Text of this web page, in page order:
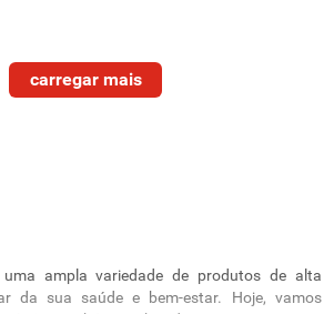
ampla variedade de produtos de alta
da sua saúde e bem-estar. Hoje, vamos